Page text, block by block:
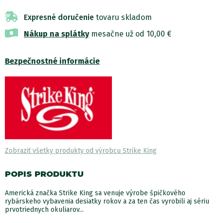
Expresné doručenie tovaru skladom
Nákup na splátkymesačne už od 10,00 €
Bezpečnostné informácie
Zobraziť všetky produkty od výrobcu Strike King
POPIS PRODUKTU
Americká značka Strike King sa venuje výrobe špičkového
rybárskeho vybavenia desiatky rokov a za ten čas vyrobili aj sériu
prvotriednych okuliarov...